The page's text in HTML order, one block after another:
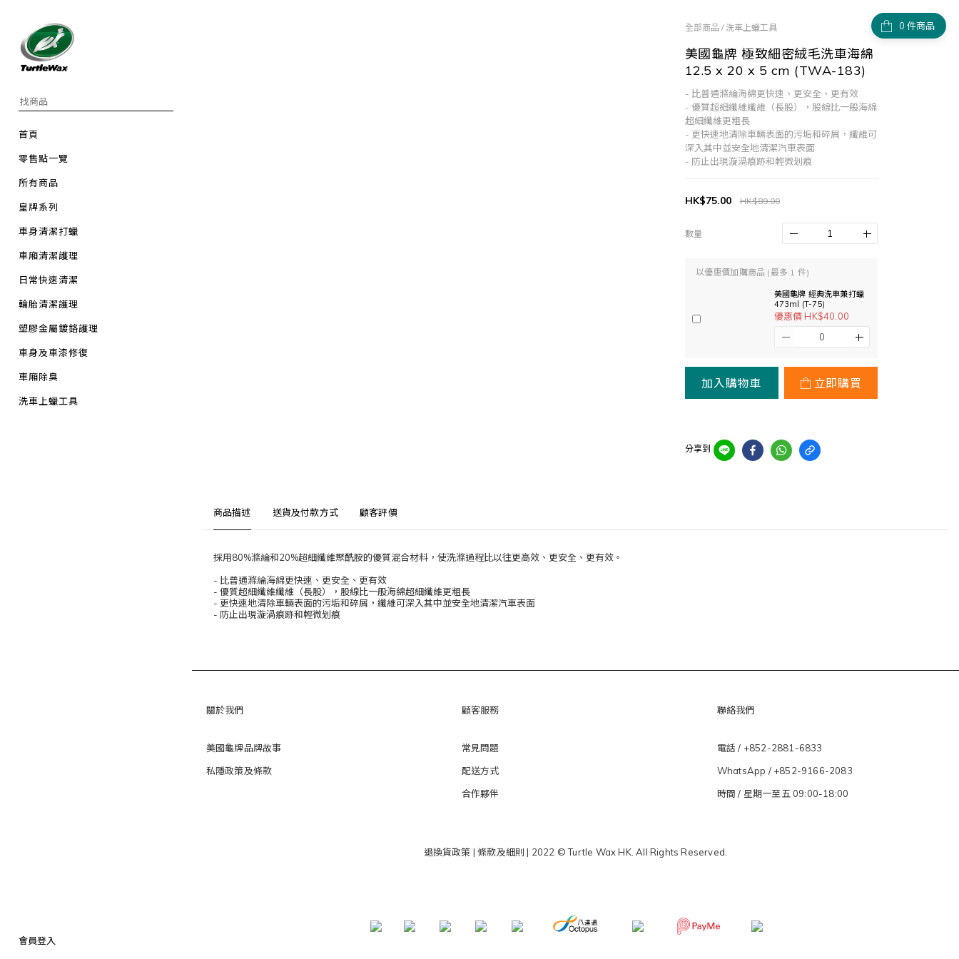
首頁
零售點一覽
所有商品
皇牌系列
車身清潔打蠟
車廂清潔護理
日常快速清潔
輪胎清潔護理
塑膠金屬鍍鉻護理
車身及車漆修復
車廂除臭
洗車上蠟工具
會員登入
件商品
全部商品 / 洗車上蠟工具
美國龜牌 極致細密絨毛洗車海綿
12.5 x 20 x 5 cm (TWA-183)
- 比普通滌綸海綿更快速、更安全、更有效
- 優質超細纖維纖維（長股），股線比一般海綿
超細纖維更粗長
- 更快速地清除車輛表面的污垢和碎屑，纖維可
深入其中並安全地清潔汽車表面
- 防止出現漩渦痕跡和輕微划痕
HK$89.00
HK$75.00
數量
以優惠價加購商品 (最多 1 件)
美國龜牌 經典洗車兼打蠟
473ml (T-75)
優惠價 HK$40.00
加入購物車 立即購買
分享到
商品描述 送貨及付款方式 顧客評價
採用80%滌綸和20%超細纖維聚酰胺的優質混合材料，使洗滌過程比以往更高效、更安全、更有效。
- 比普通滌綸海綿更快速、更安全、更有效
- 優質超細纖維纖維（長股），股線比一般海綿超細纖維更粗長
- 更快速地清除車輛表面的污垢和碎屑，纖維可深入其中並安全地清潔汽車表面
- 防止出現漩渦痕跡和輕微划痕
關於我們
美國龜牌品牌故事
私隱政策及條款
顧客服務
常見問題
配送方式
合作夥伴
聯絡我們
電話 / +852-2881-6833
WhatsApp / +852-9166-2083
時間 / 星期一至五 09:00-18:00
退換貨政策 |條款及細則 | 2022 © Turtle Wax HK. All Rights Reserved.